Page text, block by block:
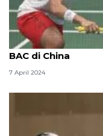
Ganda putri
BAC di China
7 April 2024